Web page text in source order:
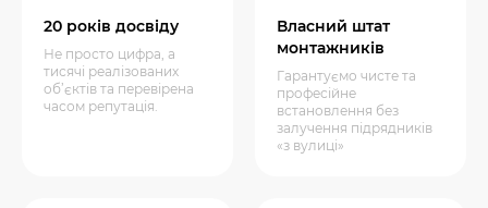
20 років досвіду
Не просто цифра, а
тисячі реалізованих
об’єктів та перевірена
часом репутація.
Власний штат
монтажників
Гарантуємо чисте та
професійне
встановлення без
залучення підрядників
«з вулиці»